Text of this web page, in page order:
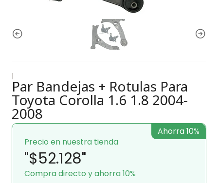
|
Par Bandejas + Rotulas Para
Toyota Corolla 1.6 1.8 2004-
2008
Precio en nuestra tienda
"$52.128"
Compra directo y ahorra 10%
Ahorra 10%